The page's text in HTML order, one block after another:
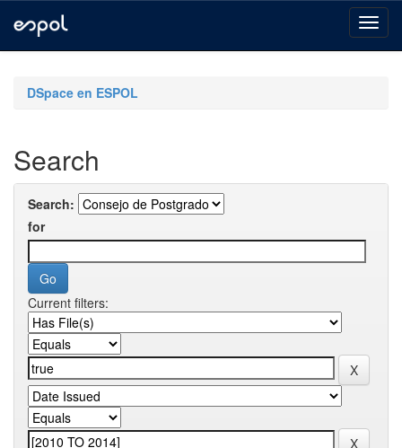
navigationDSpace en ESPOL
Search
Search:
for
Current filters: